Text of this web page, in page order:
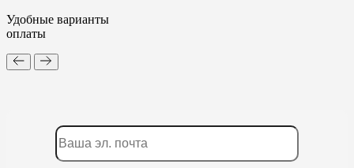
Удобные варианты
оплаты